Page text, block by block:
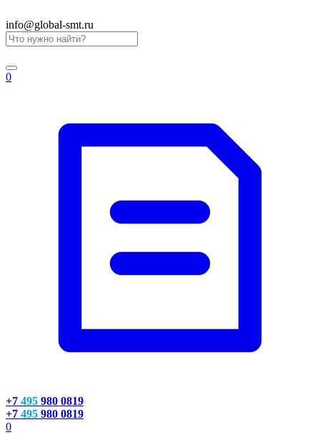
info@global-smt.ru
0
+7 495 980 0819
+7 495 980 0819
0